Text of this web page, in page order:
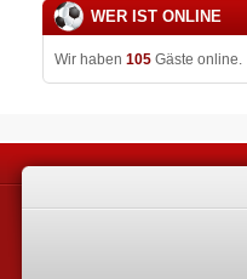
WER IST ONLINE
Wir haben 105Gäste online.